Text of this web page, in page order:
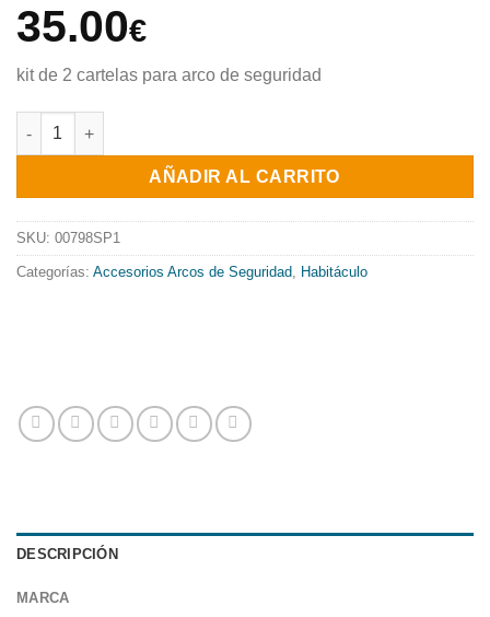
35.00€
kit de 2 cartelas para arco de seguridad
JUEGO DE CARTELAS PARA TECHO cantidad
AÑADIR AL CARRITO
SKU: 00798SP1
Categorías: Accesorios Arcos de Seguridad, Habitáculo
DESCRIPCIÓN
MARCA